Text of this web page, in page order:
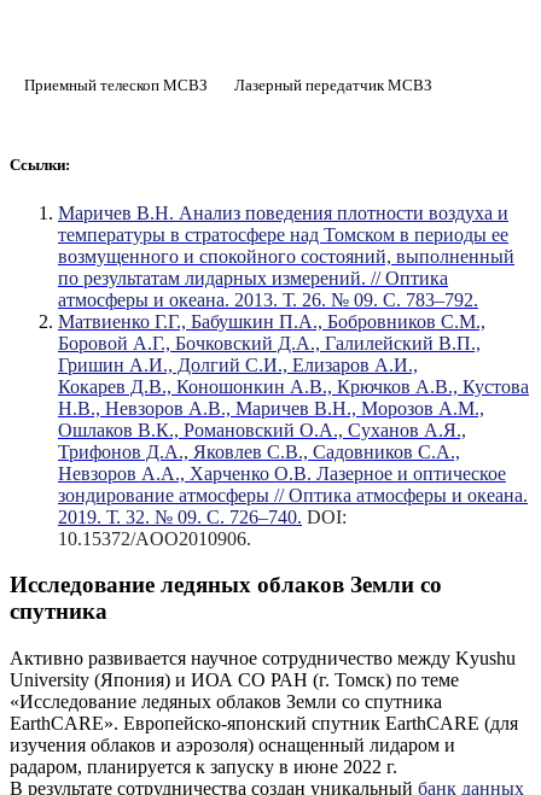
Приемный телескоп МСВЗ Лазерный передатчик МСВЗ
Ссылки:
Маричев В.Н. Анализ поведения плотности воздуха и
температуры в стратосфере над Томском в периоды ее
возмущенного и спокойного состояний, выполненный
по результатам лидарных измерений. // Оптика
атмосферы и океана. 2013. Т. 26. № 09. С. 783–792.
Матвиенко Г.Г., Бабушкин П.А., Бобровников С.М.,
Боровой А.Г., Бочковский Д.А., Галилейский В.П.,
Гришин А.И., Долгий С.И., Елизаров А.И.,
Кокарев Д.В., Коношонкин А.В., Крючков А.В., Кустова
Н.В., Невзоров А.В., Маричев В.Н., Морозов А.М.,
Ошлаков В.К., Романовский О.А., Суханов А.Я.,
Трифонов Д.А., Яковлев С.В., Садовников С.А.,
Невзоров А.А., Харченко О.В. Лазерное и оптическое
зондирование атмосферы // Оптика атмосферы и океана.
2019. Т. 32. № 09. С. 726–740. DOI:
10.15372/AOO2010906.
Исследование ледяных облаков Земли со
спутника
Активно развивается научное сотрудничество между Kyushu
University (Япония) и ИОА СО РАН (г. Томск) по теме
«Исследование ледяных облаков Земли со спутника
EarthCARE». Европейско-японский спутник EarthCARE (для
изучения облаков и аэрозоля) оснащенный лидаром и
радаром, планируется к запуску в июне 2022 г.
В результате сотрудничества создан уникальный банк данных